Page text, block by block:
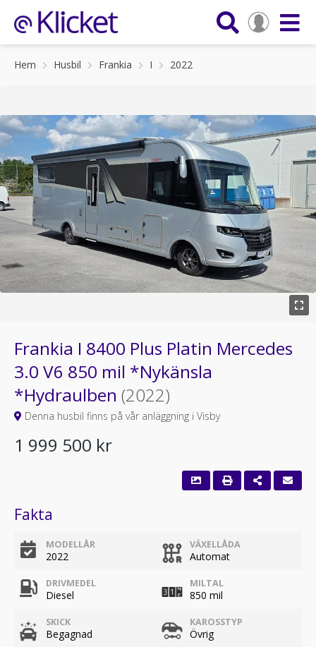
Hem Husbil Frankia I 2022
Frankia I 8400 Plus Platin Mercedes
3.0 V6 850 mil *Nykänsla
*Hydraulben (2022)
Denna husbil finns på vår anläggning i Visby
1 999 500 kr
Fakta
MODELLÅR
2022
VÄXELLÅDA
Automat
DRIVMEDEL
Diesel
MILTAL
850 mil
SKICK
Begagnad
KAROSSTYP
Övrig